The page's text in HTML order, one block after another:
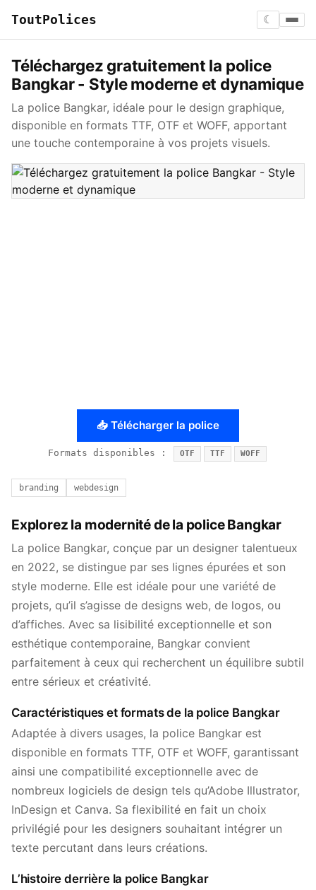
ToutPolices ☾
Téléchargez gratuitement la police
Bangkar - Style moderne et dynamique
La police Bangkar, idéale pour le design graphique,
disponible en formats TTF, OTF et WOFF, apportant
une touche contemporaine à vos projets visuels.
📥 Télécharger la police
Formats disponibles : OTF TTF WOFF
branding webdesign
Explorez la modernité de la police Bangkar
La police Bangkar, conçue par un designer talentueux
en 2022, se distingue par ses lignes épurées et son
style moderne. Elle est idéale pour une variété de
projets, qu’il s’agisse de designs web, de logos, ou
d’affiches. Avec sa lisibilité exceptionnelle et son
esthétique contemporaine, Bangkar convient
parfaitement à ceux qui recherchent un équilibre subtil
entre sérieux et créativité.
Caractéristiques et formats de la police Bangkar
Adaptée à divers usages, la police Bangkar est
disponible en formats TTF, OTF et WOFF, garantissant
ainsi une compatibilité exceptionnelle avec de
nombreux logiciels de design tels qu’Adobe Illustrator,
InDesign et Canva. Sa flexibilité en fait un choix
privilégié pour les designers souhaitant intégrer un
texte percutant dans leurs créations.
L’histoire derrière la police Bangkar